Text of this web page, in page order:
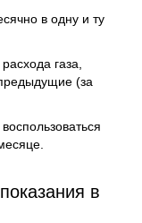
в одну и ту
газа,
(за
в